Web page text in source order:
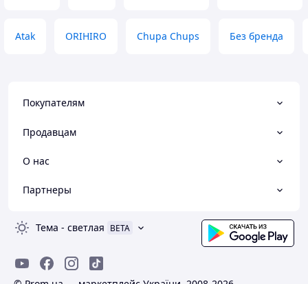
Atak ORIHIRO Chupa Chups Без бренда
Покупателям
Продавцам
О нас
Партнеры
Тема - светлая BETA